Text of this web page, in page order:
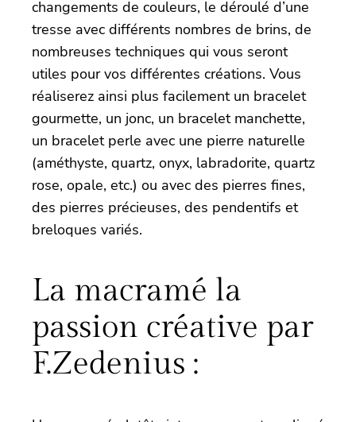
changements de couleurs, le déroulé d’une
tresse avec différents nombres de brins, de
nombreuses techniques qui vous seront
utiles pour vos différentes créations. Vous
réaliserez ainsi plus facilement un bracelet
gourmette, un jonc, un bracelet manchette,
un bracelet perle avec une pierre naturelle
(améthyste, quartz, onyx, labradorite, quartz
rose, opale, etc.) ou avec des pierres fines,
des pierres précieuses, des pendentifs et
breloques variés.
La macramé la
passion créative par
F.Zedenius :